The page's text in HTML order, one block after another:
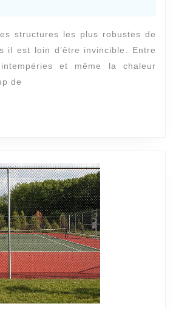
qui
votre
structures les plus robustes de
il est loin d’être invincible. Entre
et même la chaleur
de